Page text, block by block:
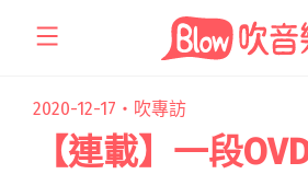
2020-12-17・ 吹專訪
【連載】一段